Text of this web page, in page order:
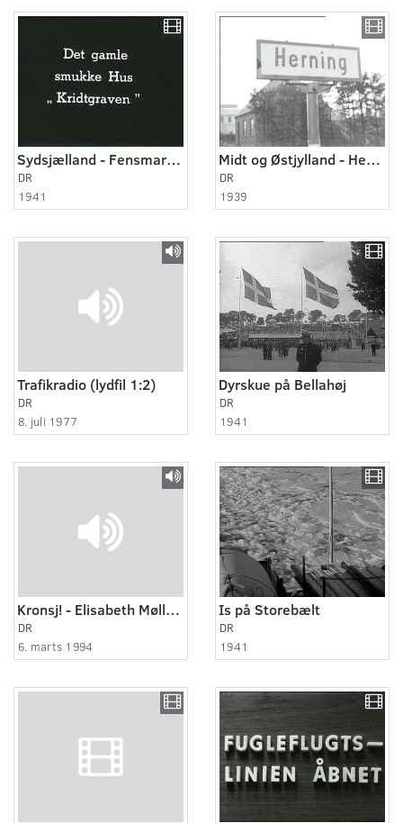
Sydsjælland - Fensmark 1941
DR
1941
Midt og Østjylland - Herning 1939 - 1940
DR
1939
Trafikradio (lydfil 1:2)
DR
8. juli 1977
Dyrskue på Bellahøj
DR
1941
Kronsj! - Elisabeth Møller Jensen.
DR
6. marts 1994
Is på Storebælt
DR
1941